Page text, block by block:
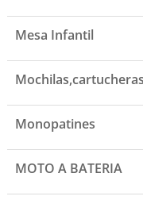
Mesa Infantil
Monopatines
MOTO A BATERIA